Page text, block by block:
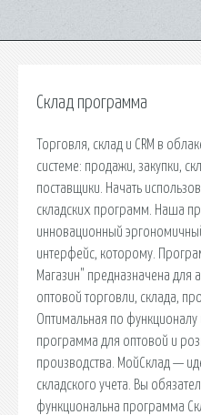
Склад программа
Торговля, склад и CRM в
системе: продажи, закупки,
поставщики. Начать
складских программ. Наша
инновационный
интерфейс, которому.
Магазин" предназначена для
оптовой торговли, склада,
Оптимальная по функционалу
программа для оптовой и
производства. МойСклад —
складского учета. Вы
функциональна программа